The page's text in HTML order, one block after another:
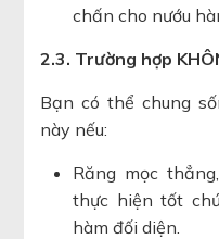
chấn cho nướu
2.3. Trường hợp
Bạn có thể chung
này nếu:
Răng mọc
thực hiện tốt
hàm đối diện.